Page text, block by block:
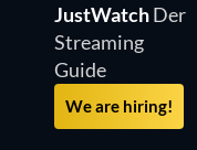
JustWatchDer
Streaming
Guide
We are hiring!